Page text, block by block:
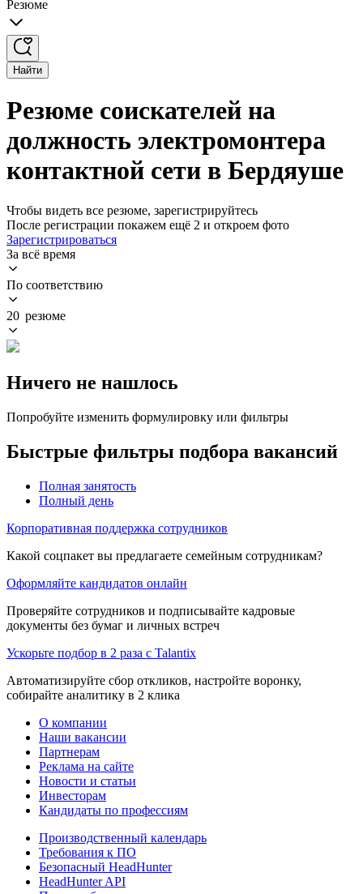
Резюме
Найти
Резюме соискателей на
должность электромонтера
контактной сети в Бердяуше
Чтобы видеть все резюме, зарегистрируйтесь
После регистрации покажем ещё 2 и откроем фото
Зарегистрироваться
За всё время
По соответствию
20 резюме
Ничего не нашлось
Попробуйте изменить формулировку или фильтры
Быстрые фильтры подбора вакансий
Полная занятость
Полный день
Корпоративная поддержка сотрудников
Какой соцпакет вы предлагаете семейным сотрудникам?
Оформляйте кандидатов онлайн
Проверяйте сотрудников и подписывайте кадровые
документы без бумаг и личных встреч
Ускорьте подбор в 2 раза с Talantix
Автоматизируйте сбор откликов, настройте воронку,
собирайте аналитику в 2 клика
О компании
Наши вакансии
Партнерам
Реклама на сайте
Новости и статьи
Инвесторам
Кандидаты по профессиям
Производственный календарь
Требования к ПО
Безопасный HeadHunter
HeadHunter API